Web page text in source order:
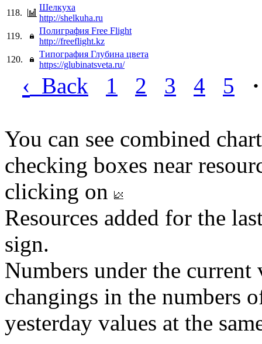
118.
Шелкуха
http://shelkuha.ru
119.
Полиграфия Free Flight
http://freeflight.kz
120.
Типография Глубина цвета
https://glubinatsveta.ru/
‹ Back 1 2 3 4 5
You can see combined
checking boxes near
clicking on
Resources added for the
sign.
Numbers under the
changings in the numbers
yesterday values at the